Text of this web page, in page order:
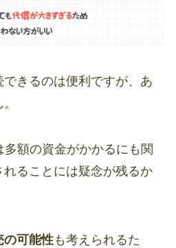
きるのは便利ですが、あ
額の資金がかかるにも関
ることには疑念が残るか
の可能性も考えられるた